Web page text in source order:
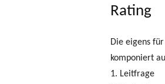
Rating
Die eigens
komponiert
1. Leitfrage